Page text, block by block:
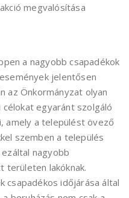
megvalósítása
a nagyobb csapadékok
jelentősen
az Önkormányzat olyan
egyaránt szolgáló
amely a települést övező
szemben a település
nagyobb
területen lakóknak.
csapadékos időjárása által